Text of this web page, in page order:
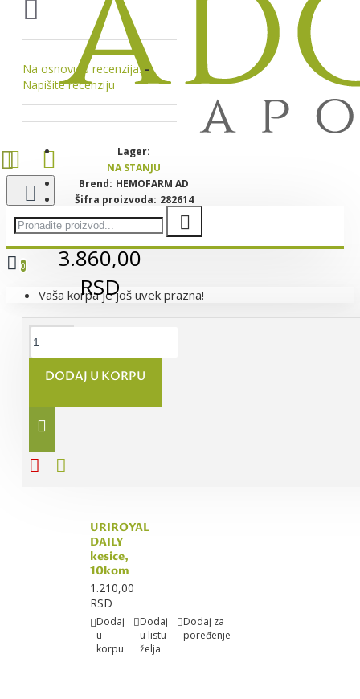
0
Vaša korpa je još uvek prazna!
Na osnovu 0 recenzija. -
Napišite recenziju
3.860,00
RSD
Lager:
NA STANJU
Brend: HEMOFARM AD
Šifra proizvoda: 282614
DODAJ U KORPU
kesice,
URIROYAL
DAILY
kesice,
10kom
1.210,00
RSD
Dodaj
u
korpu
Dodaj
u listu
želja
Dodaj za
poređenje